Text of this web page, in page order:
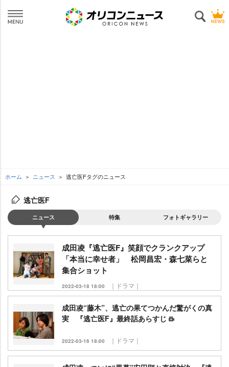
ホーム ニュース 逃亡医Fタグのニュース
逃亡医F
ニュース 特集 フォトギャラリー
成田凌『逃亡医F』笑顔でクランクアップ
「本当に幸せ者」 松岡昌宏・森七菜らと
集合ショット
2022-03-18 18:00 ｜ドラマ｜
成田凌“藤木”、逃亡の果てつかんだ驚がくの真
実 『逃亡医F』最終話あらすじ
2022-03-16 18:00 ｜ドラマ｜